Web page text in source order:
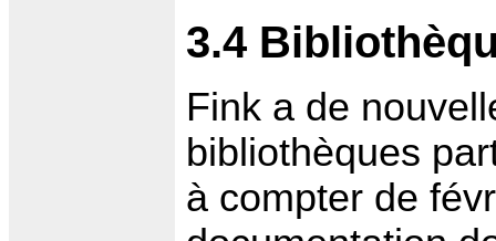
3.4
Fink a de
bibliothèques
à compter de